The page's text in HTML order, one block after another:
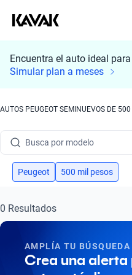
Encuentra el auto ideal
Simular plan a meses
AUTOS PEUGEOT SEMINUEVOS DE
Busca por modelo
Busca por versión
Busca por marca
Busca por modelo
Peugeot 500 mil pesos
0 Resultados
AMPLÍA TU BÚSQUEDA
Crea una